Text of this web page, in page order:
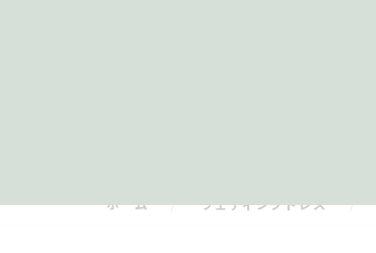
ホーム ウェディングドレス